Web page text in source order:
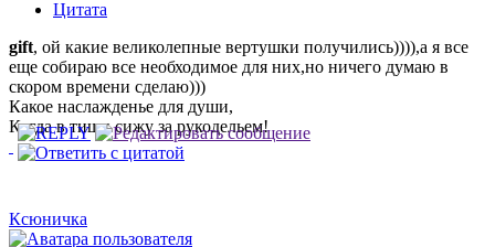
Цитата
gift, ой какие великолепные вертушки получились)))),а я все
еще собираю все необходимое для них,но ничего думаю в
скором времени сделаю)))
Какое наслажденье для души,
Когда в тиши сижу за рукодельем!
Ксюничка